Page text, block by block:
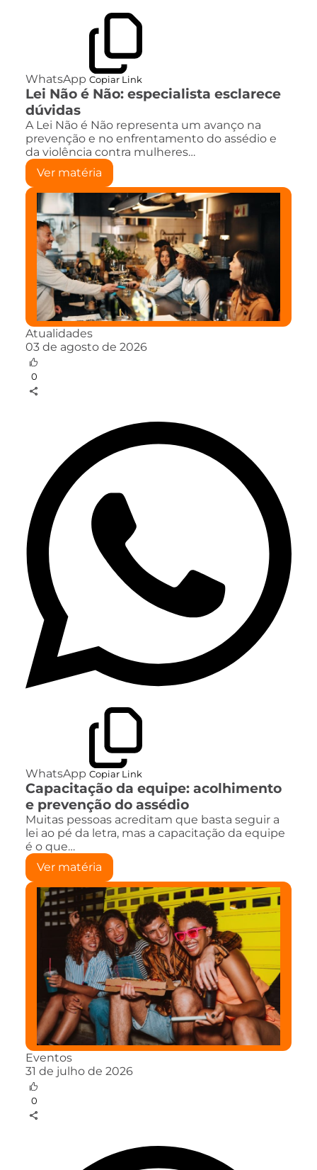
WhatsApp Copiar Link
Lei Não é Não: especialista esclarece
dúvidas
A Lei Não é Não representa um avanço na
prevenção e no enfrentamento do assédio e
da violência contra mulheres…
Ver matéria
Atualidades
03 de agosto de 2026
0
WhatsApp Copiar Link
Capacitação da equipe: acolhimento
e prevenção do assédio
Muitas pessoas acreditam que basta seguir a
lei ao pé da letra, mas a capacitação da equipe
é o que…
Ver matéria
Eventos
31 de julho de 2026
0